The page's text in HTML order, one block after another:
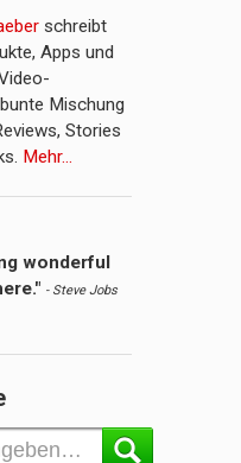
schreibt
Apps und
Mischung
Stories
Mehr…
wonderful
- Steve Jobs